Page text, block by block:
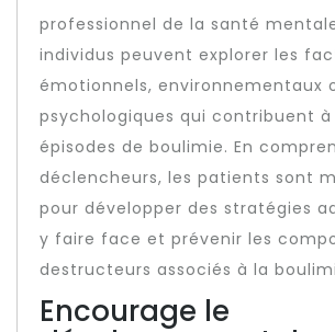
professionnel de la santé
individus peuvent explorer les
émotionnels, environnementaux
psychologiques qui contribuent à
épisodes de boulimie. En
déclencheurs, les patients sont
pour développer des stratégies
y faire face et prévenir les
destructeurs associés à la
Encourage le